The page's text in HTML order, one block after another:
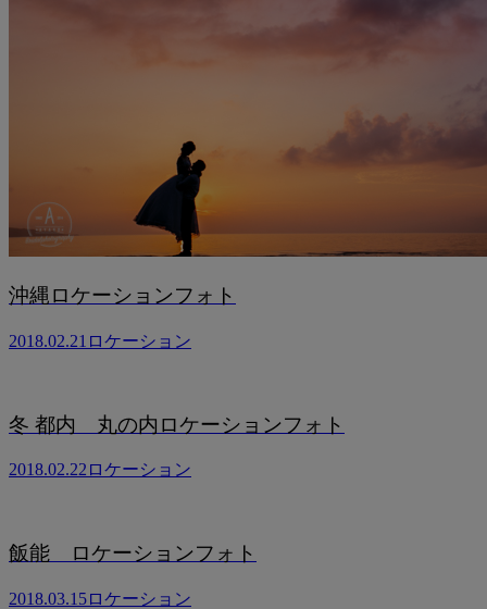
沖縄ロケーションフォト
2018.02.21 ロケーション
冬 都内 丸の内ロケーションフォト
2018.02.22 ロケーション
飯能 ロケーションフォト
2018.03.15ロケーション